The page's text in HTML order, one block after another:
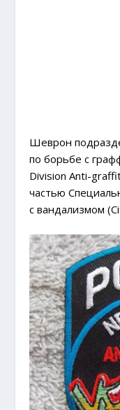
Шеврон
по борьбе с
Division Anti-
частью
с вандализмом